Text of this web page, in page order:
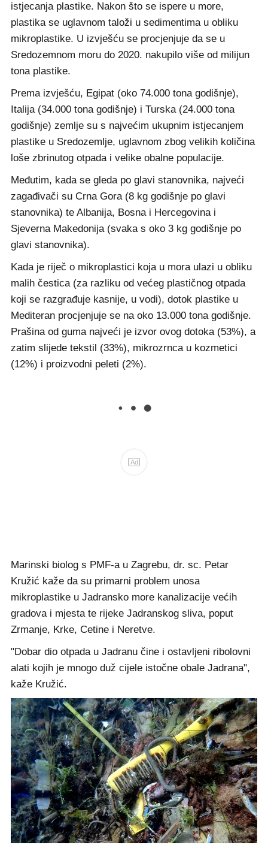
istjecanja plastike. Nakon što se ispere u more,
plastika se uglavnom taloži u sedimentima u obliku
mikroplastike. U izvješću se procjenjuje da se u
Sredozemnom moru do 2020. nakupilo više od milijun
tona plastike.
Prema izvješću, Egipat (oko 74.000 tona godišnje),
Italija (34.000 tona godišnje) i Turska (24.000 tona
godišnje) zemlje su s najvećim ukupnim istjecanjem
plastike u Sredozemlje, uglavnom zbog velikih količina
loše zbrinutog otpada i velike obalne populacije.
Međutim, kada se gleda po glavi stanovnika, najveći
zagađivači su Crna Gora (8 kg godišnje po glavi
stanovnika) te Albanija, Bosna i Hercegovina i
Sjeverna Makedonija (svaka s oko 3 kg godišnje po
glavi stanovnika).
Kada je riječ o mikroplastici koja u mora ulazi u obliku
malih čestica (za razliku od većeg plastičnog otpada
koji se razgrađuje kasnije, u vodi), dotok plastike u
Mediteran procjenjuje se na oko 13.000 tona godišnje.
Prašina od guma najveći je izvor ovog dotoka (53%), a
zatim slijede tekstil (33%), mikrozrnca u kozmetici
(12%) i proizvodni peleti (2%).
Ad
Marinski biolog s PMF-a u Zagrebu, dr. sc. Petar
Kružić kaže da su primarni problem unosa
mikroplastike u Jadransko more kanalizacije većih
gradova i mjesta te rijeke Jadranskog sliva, poput
Zrmanje, Krke, Cetine i Neretve.
"Dobar dio otpada u Jadranu čine i ostavljeni ribolovni
alati kojih je mnogo duž cijele istočne obale Jadrana",
kaže Kružić.